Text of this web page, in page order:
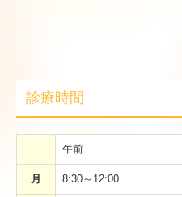
診療時間
午前
月 8:30～12:00